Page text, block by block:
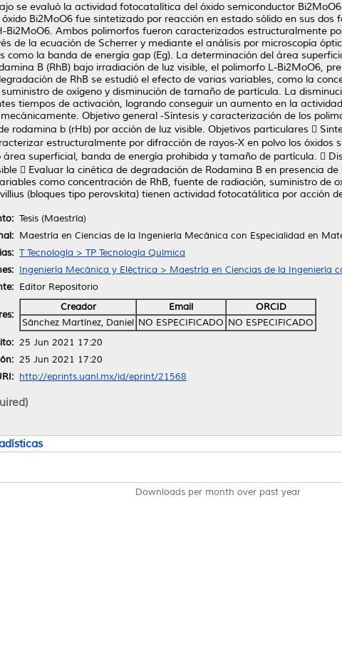
se evaluó la actividad fotocatalítica del óxido semiconductor
óxido Bi2MoO6 fue sintetizado por reacción en estado sólido en sus
Ambos polimorfos fueron caracterizados estructuralmente
de la ecuación de Scherrer y mediante el análisis por microscopía
como la banda de energía gap (Eg). La determinación del área
B (RhB) bajo irradiación de luz visible, el polimorfo L-Bi2MoO6,
de RhB se estudió el efecto de varias variables, como la
suministro de oxígeno y disminución de tamaño de partícula. La
tiempos de activación, logrando conseguir un aumento en la
Objetivo general -Síntesis y caracterización de los
rodamina b (rHb) por acción de luz visible. Objetivos particulares 
estructuralmente por difracción de rayos-X en polvo los
superficial, banda de energía prohibida y tamaño de partícula. 
 Evaluar la cinética de degradación de Rodamina B en presencia
como concentración de RhB, fuente de radiación, suministro de
(bloques tipo perovskita) tienen actividad fotocatálitica por acción
Tesis (Maestría)
Maestría en Ciencias de la Ingeniería Mecánica con Especialidad en
T Tecnología > TP Tecnología Química
Ingeniería Mecánica y Eléctrica > Maestría en Ciencias de la Ingeniería
Editor Repositorio
Creador Email
ORCID
Sánchez Martínez, Daniel NO ESPECIFICADO NO ESPECIFICADO
25 Jun 2021 17:20
25 Jun 2021 17:20
http://eprints.uanl.mx/id/eprint/21568
Downloads per month over past year